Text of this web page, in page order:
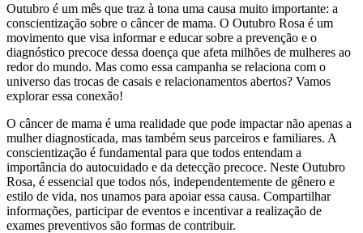
Outubro é um mês que traz à tona uma causa muito importante: a
conscientização sobre o câncer de mama. O Outubro Rosa é um
movimento que visa informar e educar sobre a prevenção e o
diagnóstico precoce dessa doença que afeta milhões de mulheres ao
redor do mundo. Mas como essa campanha se relaciona com o
universo das trocas de casais e relacionamentos abertos? Vamos
explorar essa conexão!
O câncer de mama é uma realidade que pode impactar não apenas a
mulher diagnosticada, mas também seus parceiros e familiares. A
conscientização é fundamental para que todos entendam a
importância do autocuidado e da detecção precoce. Neste Outubro
Rosa, é essencial que todos nós, independentemente de gênero e
estilo de vida, nos unamos para apoiar essa causa. Compartilhar
informações, participar de eventos e incentivar a realização de
exames preventivos são formas de contribuir.